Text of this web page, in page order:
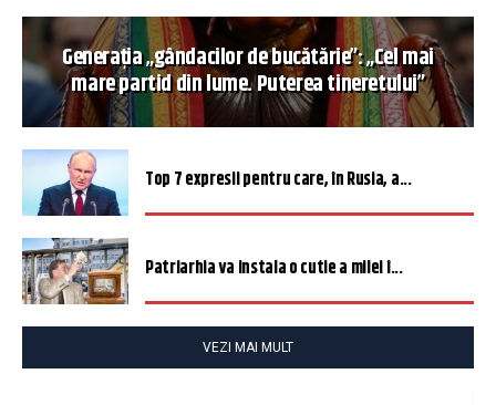
Generația „gândacilor de bucătărie”: „Cel mai
mare partid din lume. Puterea tineretului”
Top 7 expresii pentru care, în Rusia, a...
Patriarhia va instala o cutie a milei î...
VEZI MAI MULT